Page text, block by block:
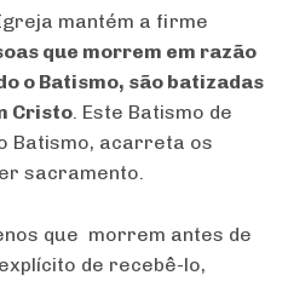
mantém a firme
que morrem em razão
o Batismo, são batizadas
Cristo. Este Batismo de
Batismo, acarreta os
sacramento.
que morrem antes de
de recebê-lo,